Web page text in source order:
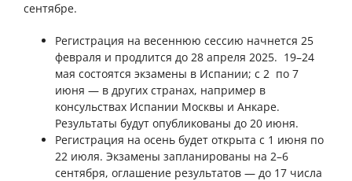
сентябре.
Регистрация на весеннюю сессию начнется 25
февраля и продлится до 28 апреля 2025. 19–24
мая состоятся экзамены в Испании; c 2 по 7
июня — в других странах, например в
консульствах Испании Москвы и Анкаре.
Результаты будут опубликованы до 20 июня.
Регистрация на осень будет открыта с 1 июня по
22 июля. Экзамены запланированы на 2–6
сентября, оглашение результатов — до 17 числа